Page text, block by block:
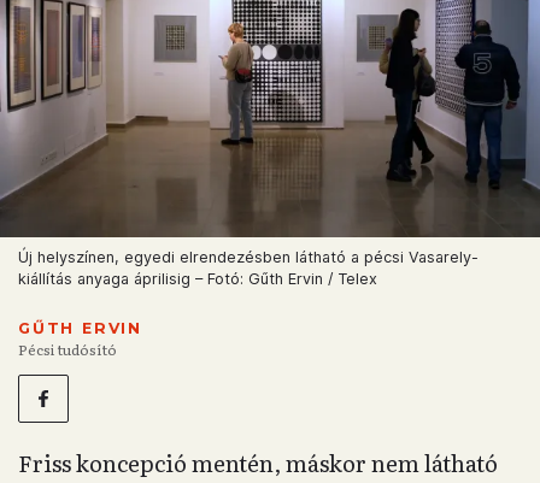
Új helyszínen, egyedi elrendezésben látható a pécsi Vasarely-
kiállítás anyaga áprilisig – Fotó: Gűth Ervin / Telex
GŰTH ERVIN
Pécsi tudósító
Friss koncepció mentén, máskor nem látható